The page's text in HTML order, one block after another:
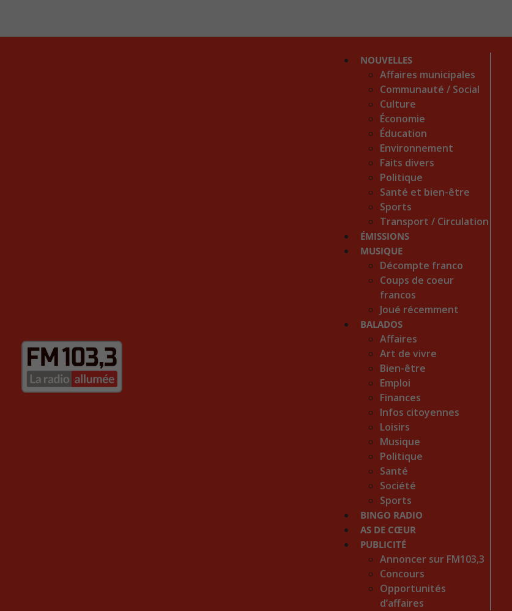
NOUVELLES
Affaires municipales
Communauté / Social
Culture
Économie
Éducation
Environnement
Faits divers
Politique
Santé et bien-être
Sports
Transport / Circulation
ÉMISSIONS
MUSIQUE
Décompte franco
Coups de coeur
francos
Joué récemment
BALADOS
Affaires
Art de vivre
Bien-être
Emploi
Finances
Infos citoyennes
Loisirs
Musique
Politique
Santé
Société
Sports
BINGO RADIO
AS DE CŒUR
PUBLICITÉ
Annoncer sur FM103,3
Concours
Opportunités
d’affaires